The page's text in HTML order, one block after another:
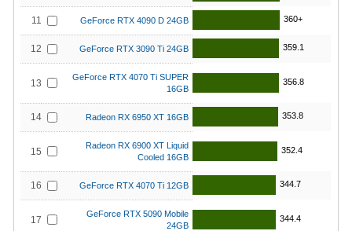
11 GeForce RTX 4090 D 24GB 360+
12 GeForce RTX 3090 Ti 24GB 359.1
13
GeForce RTX 4070 Ti SUPER
16GB
356.8
14 Radeon RX 6950 XT 16GB 353.8
15
Radeon RX 6900 XT Liquid
Cooled 16GB
352.4
16 GeForce RTX 4070 Ti 12GB 344.7
17
GeForce RTX 5090 Mobile
24GB
344.4